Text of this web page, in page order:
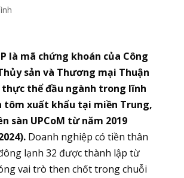
là mã chứng khoán của Công
sản và Thương mại Thuận
thể đầu ngành trong lĩnh
tôm xuất khẩu tại miền Trung,
sàn UPCoM từ năm 2019
Doanh nghiệp có tiền thân
lạnh 32 được thành lập từ
vai trò then chốt trong chuỗi